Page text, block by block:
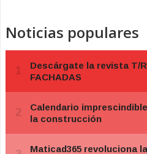
Noticias populares